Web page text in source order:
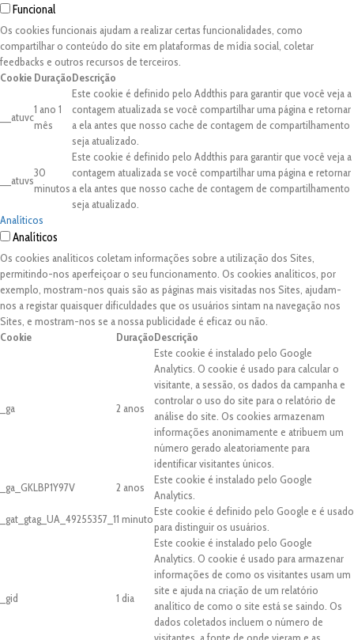
Funcional
Os cookies funcionais ajudam a realizar certas funcionalidades, como
compartilhar o conteúdo do site em plataformas de mídia social, coletar
feedbacks e outros recursos de terceiros.
Cookie DuraçãoDescrição
__atuvc
1 ano 1
mês
Este cookie é definido pelo Addthis para garantir que você veja a
contagem atualizada se você compartilhar uma página e retornar
a ela antes que nosso cache de contagem de compartilhamento
seja atualizado.
__atuvs
30
minutos
Este cookie é definido pelo Addthis para garantir que você veja a
contagem atualizada se você compartilhar uma página e retornar
a ela antes que nosso cache de contagem de compartilhamento
seja atualizado.
Analíticos
Analíticos
Os cookies analíticos coletam informações sobre a utilização dos Sites,
permitindo-nos aperfeiçoar o seu funcionamento. Os cookies analíticos, por
exemplo, mostram-nos quais são as páginas mais visitadas nos Sites, ajudam-
nos a registar quaisquer dificuldades que os usuários sintam na navegação nos
Sites, e mostram-nos se a nossa publicidade é eficaz ou não.
Cookie
DuraçãoDescrição
_ga 2 anos
Este cookie é instalado pelo Google
Analytics. O cookie é usado para calcular o
visitante, a sessão, os dados da campanha e
controlar o uso do site para o relatório de
análise do site. Os cookies armazenam
informações anonimamente e atribuem um
número gerado aleatoriamente para
identificar visitantes únicos.
_ga_GKLBP1Y97V
2 anos
Este cookie é instalado pelo Google
Analytics.
_gat_gtag_UA_49255357_11 minuto
Este cookie é definido pelo Google e é usado
para distinguir os usuários.
_gid 1 dia
Este cookie é instalado pelo Google
Analytics. O cookie é usado para armazenar
informações de como os visitantes usam um
site e ajuda na criação de um relatório
analítico de como o site está se saindo. Os
dados coletados incluem o número de